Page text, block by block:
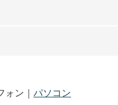
ン｜ パソコン